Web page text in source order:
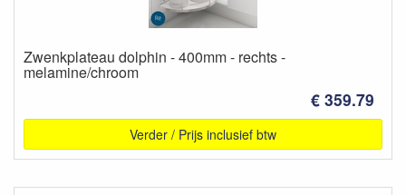
Zwenkplateau dolphin - 400mm - rechts -
melamine/chroom
€ 359.79
Verder / Prijs inclusief btw